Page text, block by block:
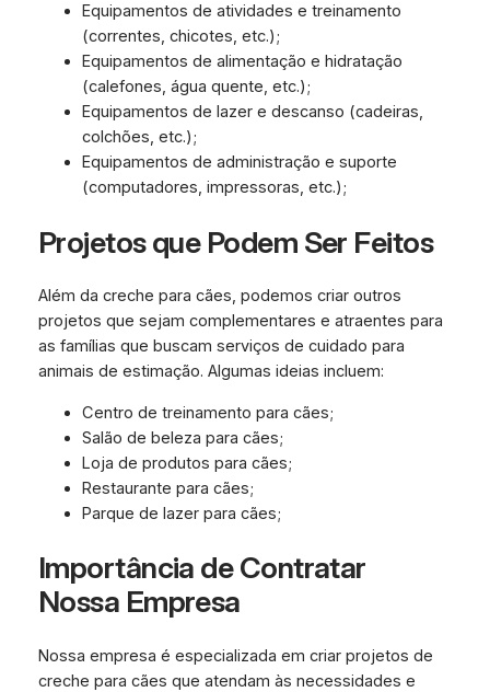
Equipamentos de atividades e treinamento
(correntes, chicotes, etc.);
Equipamentos de alimentação e hidratação
(calefones, água quente, etc.);
Equipamentos de lazer e descanso (cadeiras,
colchões, etc.);
Equipamentos de administração e suporte
(computadores, impressoras, etc.);
Projetos que Podem Ser Feitos
Além da creche para cães, podemos criar outros
projetos que sejam complementares e atraentes para
as famílias que buscam serviços de cuidado para
animais de estimação. Algumas ideias incluem:
Centro de treinamento para cães;
Salão de beleza para cães;
Loja de produtos para cães;
Restaurante para cães;
Parque de lazer para cães;
Importância de Contratar
Nossa Empresa
Nossa empresa é especializada em criar projetos de
creche para cães que atendam às necessidades e